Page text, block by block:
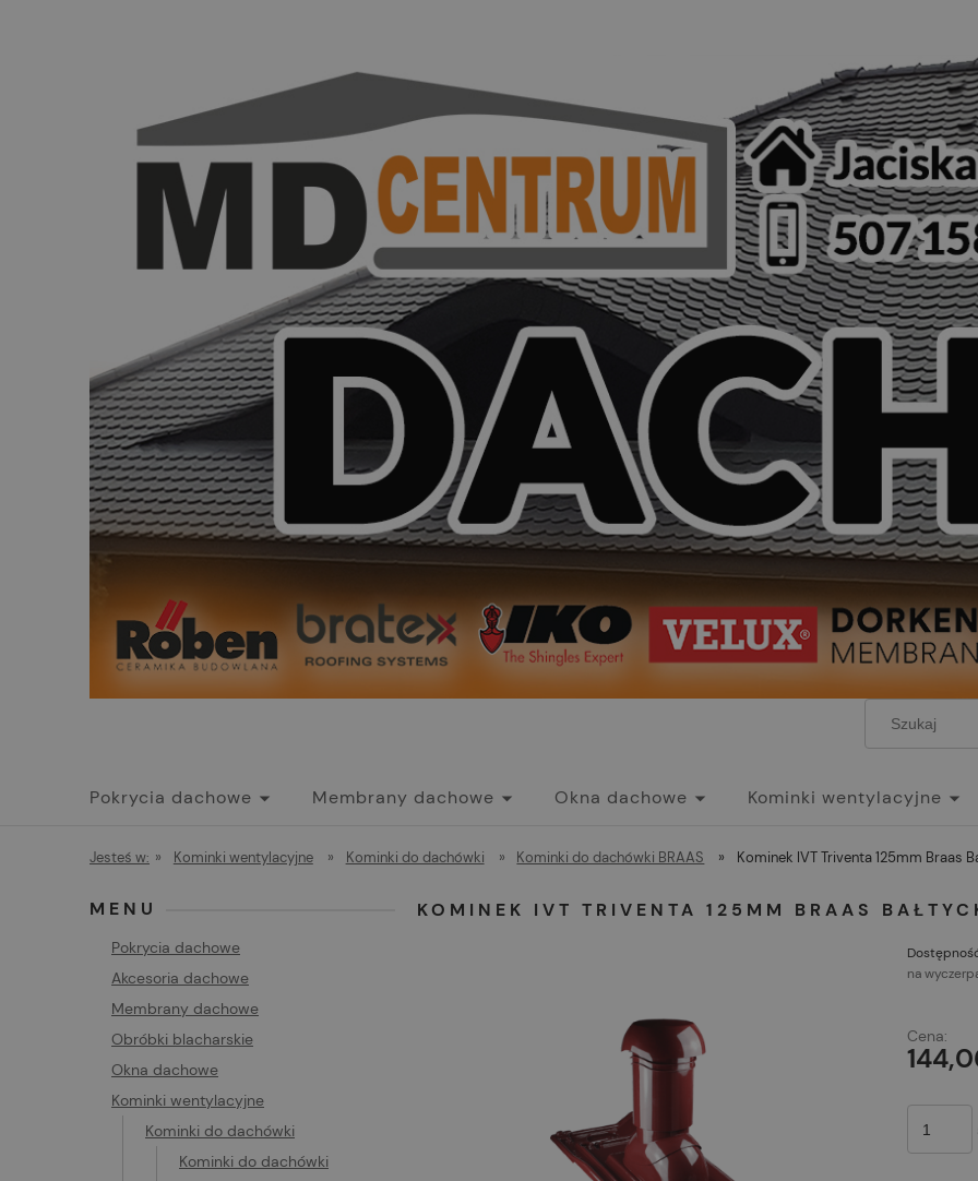
Pokrycia dachowe Membrany dachowe Okna dachowe Kominki wentylacyjne
Promocje
Jesteś w: » Kominki wentylacyjne » Kominki do dachówki » Kominki do dachówki BRAAS » Kominek IVT Triventa 125mm Braas
MENU
Pokrycia dachowe
Akcesoria dachowe
Membrany dachowe
Obróbki blacharskie
Okna dachowe
Kominki wentylacyjne
Kominki do dachówki
Kominki do dachówki
KOMINEK IVT TRIVENTA 125MM BRAAS
na
Cena: